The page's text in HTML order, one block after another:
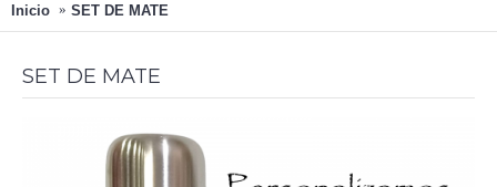
Inicio SET DE MATE
SET DE MATE